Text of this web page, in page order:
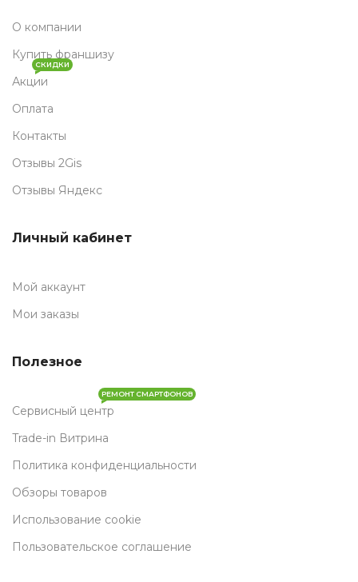
О компании
Купить франшизу
Акции
СКИДКИ
Оплата
Контакты
Отзывы 2Gis
Отзывы Яндекс
Личный кабинет
Мой аккаунт
Мои заказы
Полезное
Сервисный центр
РЕМОНТ СМАРТФОНОВ
Trade-in Витрина
Политика конфиденциальности
Обзоры товаров
Использование cookie
Пользовательское соглашение